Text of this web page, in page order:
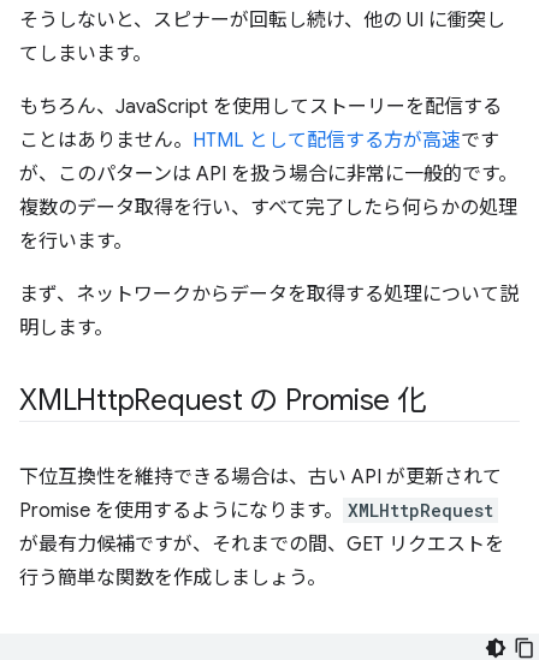
そうしないと、スピナーが回転し続け、他の UI に衝突し
てしまいます。
もちろん、JavaScript を使用してストーリーを配信する
ことはありません。 HTML として配信する方が高速です
が、このパターンは API を扱う場合に非常に一般的です。
複数のデータ取得を行い、すべて完了したら何らかの処理
を行います。
まず、ネットワークからデータを取得する処理について説
明します。
XMLHttpRequest の Promise 化
下位互換性を維持できる場合は、古い API が更新されて
Promise を使用するようになります。
XMLHttpRequest
が最有力候補ですが、それまでの間、GET リクエストを
行う簡単な関数を作成しましょう。